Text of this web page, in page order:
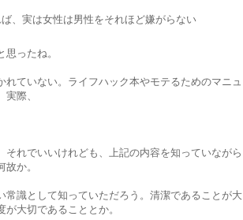
、実は女性は男性をそれほど嫌がらない
ったね。
ていない。ライフハック本やモテるためのマニュ
際、
れでいいけれども、上記の内容を知っていながら
か。
識として知っていただろう。清潔であることが大
大切であることとか。